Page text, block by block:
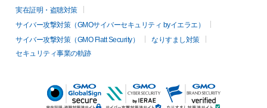
実在証明・盗聴対策
サイバー攻撃対策（GMOサイバーセキュリティ byイエラエ）
サイバー攻撃対策（GMO Flatt Security）
なりすまし対策
セキュリティ事業の軌跡